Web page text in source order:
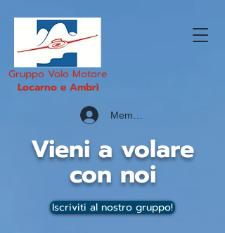
Gruppo Volo Motore
Locarno e Ambrì
Member Area
Vieni a volare
con noi
Iscriviti al nostro gruppo!